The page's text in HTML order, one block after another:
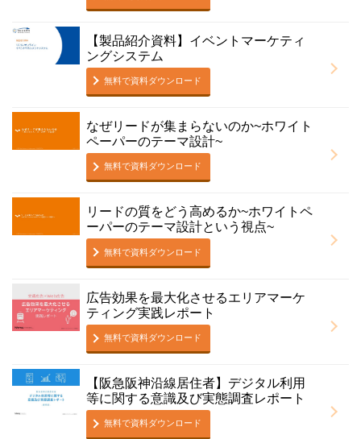
【製品紹介資料】イベントマーケティ
ングシステム
無料で資料ダウンロード
なぜリードが集まらないのか~ホワイト
ペーパーのテーマ設計~
無料で資料ダウンロード
リードの質をどう高めるか~ホワイトペ
ーパーのテーマ設計という視点~
無料で資料ダウンロード
広告効果を最大化させるエリアマーケ
ティング実践レポート
無料で資料ダウンロード
【阪急阪神沿線居住者】デジタル利用
等に関する意識及び実態調査レポート
無料で資料ダウンロード